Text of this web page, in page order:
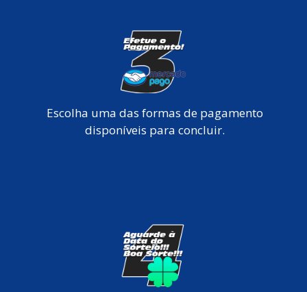
Escolha uma das formas de pagamento
disponíveis para concluir.